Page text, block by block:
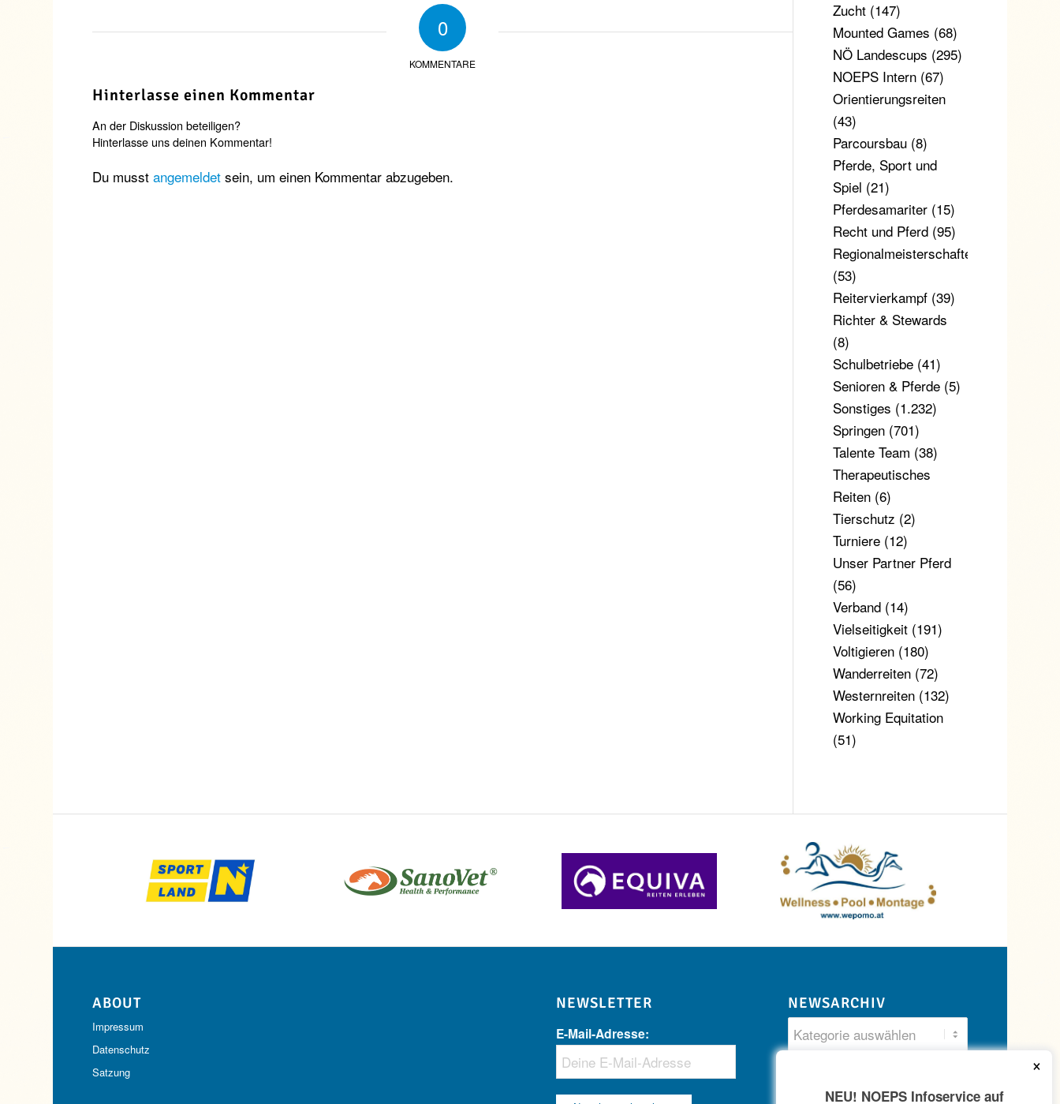
0
KOMMENTARE
Hinterlasse einen Kommentar
An der Diskussion beteiligen?
Hinterlasse uns deinen Kommentar!
Du musstangemeldet sein, um einen Kommentar abzugeben.
Zucht(147)
Mounted Games (68)
NÖ Landescups (295)
NOEPS Intern(67)
Orientierungsreiten
(43)
Parcoursbau(8)
Pferde, Sport und
Spiel (21)
Pferdesamariter(15)
Recht und Pferd(95)
Regionalmeisterschaften
(53)
Reitervierkampf(39)
Richter & Stewards
(8)
Schulbetriebe(41)
Senioren & Pferde(5)
Sonstiges (1.232)
Springen(701)
Talente Team (38)
Therapeutisches
Reiten(6)
Tierschutz (2)
Turniere(12)
Unser Partner Pferd
(56)
Verband(14)
Vielseitigkeit(191)
Voltigieren(180)
Wanderreiten(72)
Westernreiten(132)
Working Equitation
(51)
ABOUT
Impressum
Datenschutz
Satzung
NEWSLETTER
E-Mail-Adresse:
NEWSARCHIV
×
NEU! NOEPS Infoservice auf